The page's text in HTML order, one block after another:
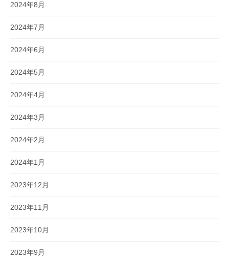
2024年8月
2024年7月
2024年6月
2024年5月
2024年4月
2024年3月
2024年2月
2024年1月
2023年12月
2023年11月
2023年10月
2023年9月